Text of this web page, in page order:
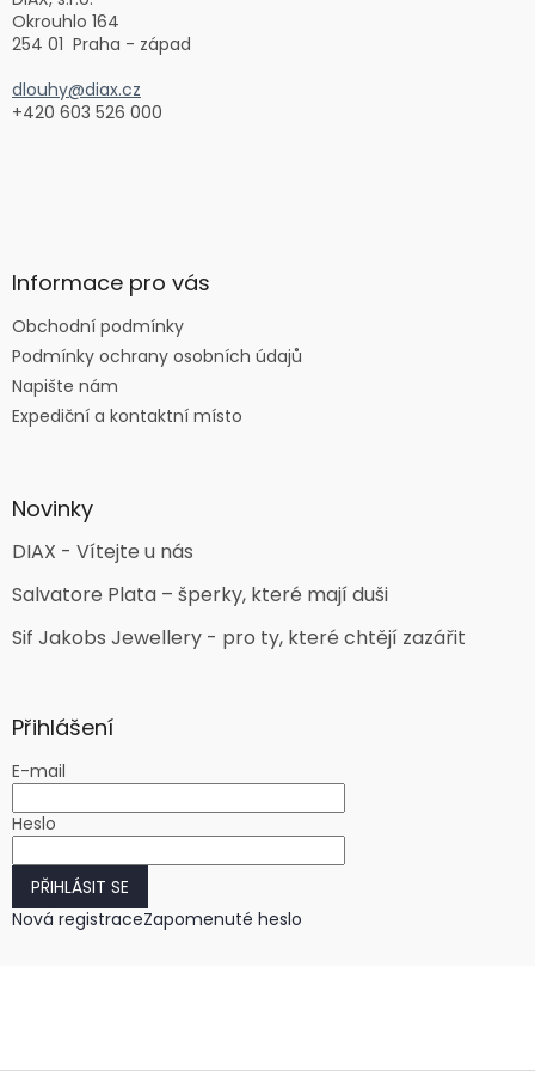
Okrouhlo 164
254 01 Praha - západ
dlouhy@diax.cz
+420 603 526 000
Informace pro vás
Obchodní podmínky
Podmínky ochrany osobních údajů
Napište nám
Expediční a kontaktní místo
Novinky
DIAX - Vítejte u nás
Salvatore Plata – šperky, které mají duši
Sif Jakobs Jewellery - pro ty, které chtějí zazářit
Přihlášení
E-mail
Heslo
PŘIHLÁSIT SE
Nová registraceZapomenuté heslo